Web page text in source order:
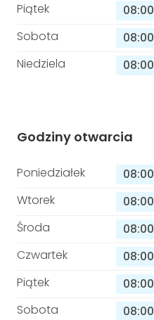
Piątek
08:00
Sobota
08:00
Niedziela
08:00
Godziny otwarcia
Poniedziałek 08:00
Wtorek
08:00
Środa
08:00
Czwartek
08:00
Piątek
08:00
Sobota
08:00